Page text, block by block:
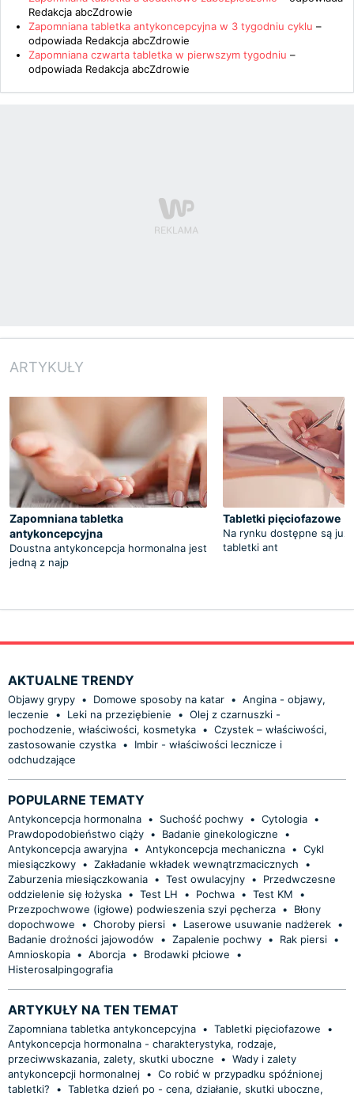
Redakcja abcZdrowie
Zapomniana tabletka antykoncepcyjna w 3 tygodniu cyklu –
odpowiada Redakcja abcZdrowie
Zapomniana czwarta tabletka w pierwszym tygodniu –
odpowiada Redakcja abcZdrowie
ARTYKUŁY
Zapomniana tabletka
antykoncepcyjna
Doustna antykoncepcja hormonalna jest
jedną z najp
Tabletki pięciofazowe
Na rynku dostępne są już
tabletki ant
AKTUALNE TRENDY
Objawy grypy • Domowe sposoby na katar • Angina - objawy,
leczenie
• Leki na przeziębienie • Olej z czarnuszki -
pochodzenie, właściwości, kosmetyka • Czystek – właściwości,
zastosowanie czystka •
Imbir - właściwości lecznicze i
odchudzające
POPULARNE TEMATY
Antykoncepcja hormonalna • Suchość pochwy • Cytologia •
Prawdopodobieństwo ciąży • Badanie ginekologiczne
•
Antykoncepcja awaryjna • Antykoncepcja mechaniczna • Cykl
miesiączkowy • Zakładanie wkładek wewnątrzmacicznych
•
Zaburzenia miesiączkowania • Test owulacyjny •
Przedwczesne
oddzielenie się łożyska • Test LH • Pochwa • Test KM
•
Przezpochwowe (igłowe) podwieszenia szyi pęcherza •
Błony
dopochwowe
• Choroby piersi • Laserowe usuwanie nadżerek •
Badanie drożności jajowodów
• Zapalenie pochwy • Rak piersi •
Amnioskopia • Aborcja • Brodawki płciowe
•
Histerosalpingografia
ARTYKUŁY NA TEN TEMAT
Zapomniana tabletka antykoncepcyjna • Tabletki pięciofazowe
•
Antykoncepcja hormonalna - charakterystyka, rodzaje,
przeciwwskazania, zalety, skutki uboczne
• Wady i zalety
antykoncepcji hormonalnej • Co robić w przypadku spóźnionej
tabletki?
• Tabletka dzień po - cena, działanie, skutki uboczne,